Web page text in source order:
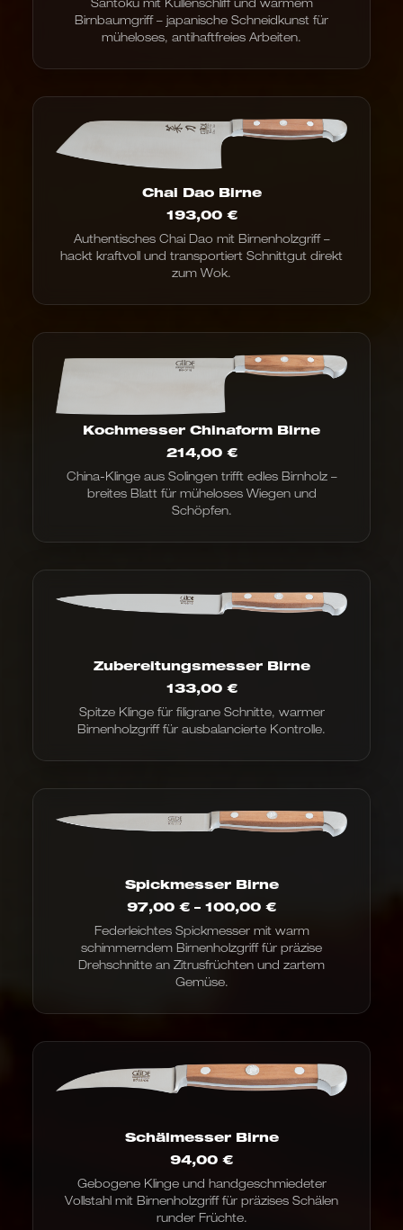
Birnbaumgriff – japanische Schneidkunst für
müheloses, antihaftfreies Arbeiten.
Chai Dao Birne
193,00 €
Authentisches Chai Dao mit Birnenholzgriff –
hackt kraftvoll und transportiert Schnittgut direkt
zum Wok.
Kochmesser Chinaform Birne
214,00 €
China-Klinge aus Solingen trifft edles Birnholz –
breites Blatt für müheloses Wiegen und
Schöpfen.
Zubereitungsmesser Birne
133,00 €
Spitze Klinge für filigrane Schnitte, warmer
Birnenholzgriff für ausbalancierte Kontrolle.
Spickmesser Birne
97,00 € – 100,00 €Preisspanne:
bis
100,00 €
Federleichtes Spickmesser mit warm
schimmerndem Birnenholzgriff für präzise
Drehschnitte an Zitrusfrüchten und zartem
Gemüse.
Schälmesser Birne
94,00 €
Gebogene Klinge und handgeschmiedeter
Vollstahl mit Birnenholzgriff für präzises Schälen
runder Früchte.